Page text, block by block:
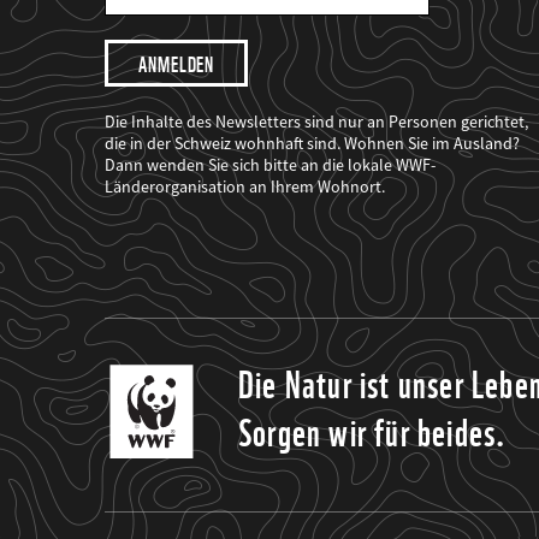
Mail
Adresse
Ich
möchte,
dass
der
WWF
mich
über
seine
Projekte
informiert.
Die Inhalte des Newsletters sind nur an Personen gerichtet,
die in der Schweiz wohnhaft sind. Wohnen Sie im Ausland?
Dann wenden Sie sich bitte an die lokale WWF-
Länderorganisation an Ihrem Wohnort.
Die Natur ist unser
Sorgen wir für beides.